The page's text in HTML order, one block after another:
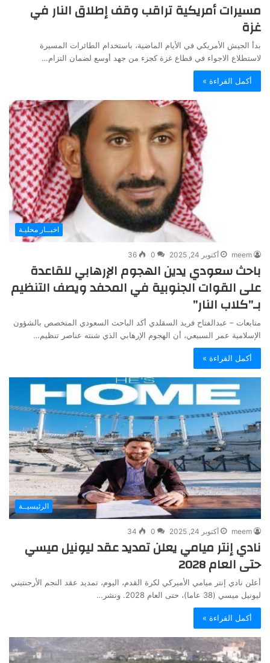
مسيرات أمريكية تراقب وقف إطلاق النار في
غزة
بدأ الجيش الأمريكي في الأيام الماضية، باستخدام الطائرات المسيرة
لاستطلاع الاجواء في قطاع غزة كجزء من جهد أوسع لضمان التزام…
أكمل القراءة »
اخبــار محليـة
meem أكتوبر 24, 2025 0
36
باحث سعودي يدين الهجوم الإرهابي للقاعدة
على القوات الجنوبية في المحفد ويصف التنظيم
بـ”كلاب النار”
متابعات – عبدالفتاح فريد السقلدي أكد الباحث السعودي المتخصص بالشؤون
الإسلامية عمر السبيعي، أن الهجوم الإرهابي الذي شنته عناصر تنظيم…
أكمل القراءة »
الرئيسيــة
meem أكتوبر 24, 2025 0
34
نادي إنتر ميامي يعلن تمديد عقد ليونيل ميسي
حتى العام 2028
أعلن نادي إنتر ميامي الأميركي لكرة القدم، اليوم، تمديد عقد النجم الأرجنتيني
ليونيل ميسي (38 عاما)، حتى العام 2028. ونشر…
أكمل القراءة »